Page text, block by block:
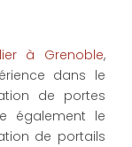
à Grenoble,
dans le
de portes
également le
de portails